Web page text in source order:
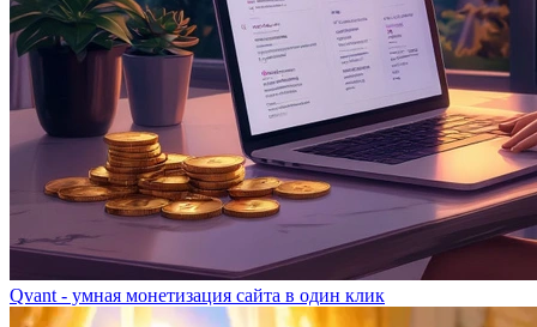
Qvant - умная монетизация сайта в один клик